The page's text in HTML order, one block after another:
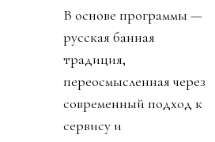
В основе программы —
русская банная
традиция,
переосмысленная через
современный подход к
сервису и